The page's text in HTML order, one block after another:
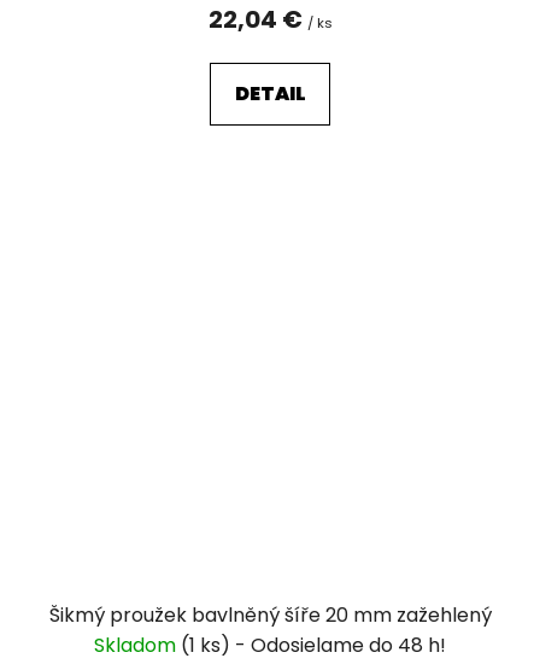
22,04 € / ks
DETAIL
Šikmý proužek bavlněný šíře 20 mm zažehlený
Skladom (1 ks)